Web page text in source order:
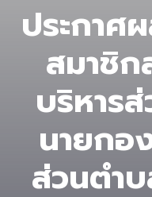
ประกาศ
สมาชิก
บริหาร
นายกอ
ส่วนตำ